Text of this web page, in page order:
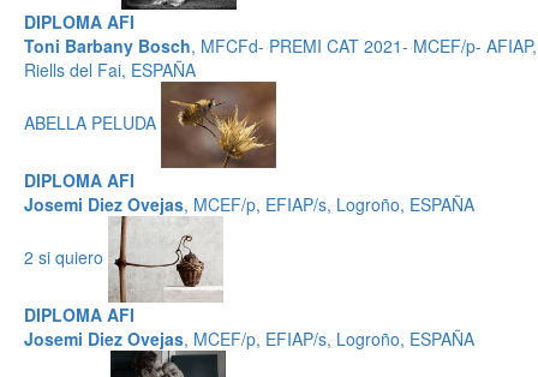
DIPLOMA AFI
Toni Barbany Bosch, MFCFd- PREMI CAT 2021- MCEF/p- AFIAP,
Riells del Fai, ESPAÑA
ABELLA PELUDA
DIPLOMA AFI
Josemi Diez Ovejas, MCEF/p, EFIAP/s, Logroño, ESPAÑA
2 si quiero
DIPLOMA AFI
Josemi Diez Ovejas, MCEF/p, EFIAP/s, Logroño, ESPAÑA